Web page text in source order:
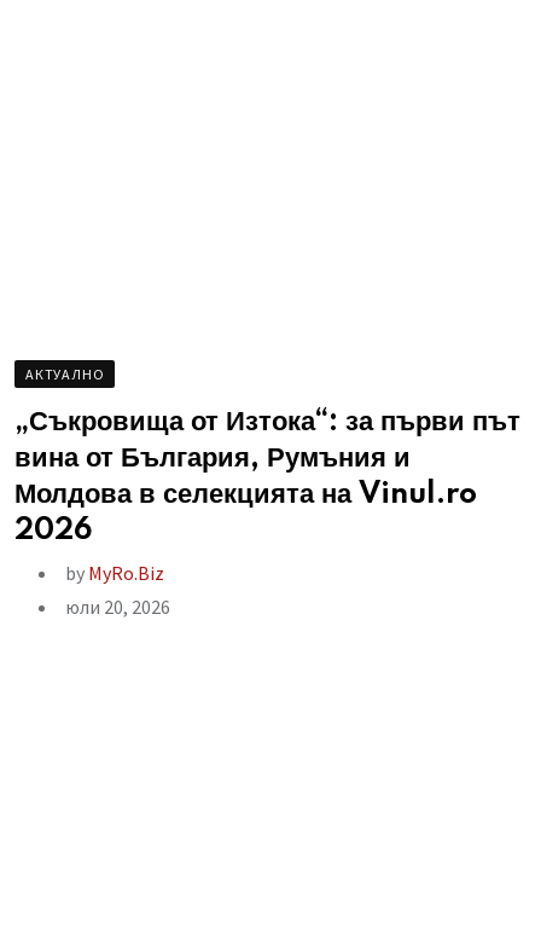
AКТУАЛНО
„Съкровища от Изтока“: за първи път
вина от България, Румъния и
Молдова в селекцията на Vinul.ro
2026
by MyRo.Biz
юли 20, 2026